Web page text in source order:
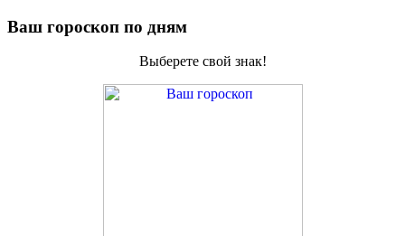
Ваш гороскоп по дням
Выберете свой знак!